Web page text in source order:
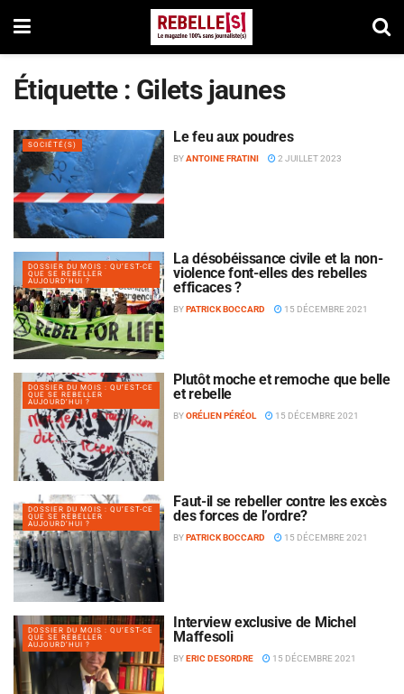
Étiquette : Gilets jaunes
SOCIÉTÉ(S) Le feu aux poudres
BYANTOINE FRATINI 2 JUILLET 2023
DOSSIER DU MOIS : QU’EST-CE
QUE SE REBELLER
AUJOURD’HUI ?
La désobéissance civile et la non-
violence font-elles des rebelles
efficaces ?
BYPATRICK BOCCARD 15 DÉCEMBRE 2021
DOSSIER DU MOIS : QU’EST-CE
QUE SE REBELLER
AUJOURD’HUI ?
Plutôt moche et remoche que belle
et rebelle
BYORÉLIEN PÉRÉOL 15 DÉCEMBRE 2021
DOSSIER DU MOIS : QU’EST-CE
QUE SE REBELLER
AUJOURD’HUI ?
Faut-il se rebeller contre les excès
des forces de l’ordre?
BYPATRICK BOCCARD 15 DÉCEMBRE 2021
DOSSIER DU MOIS : QU’EST-CE
QUE SE REBELLER
AUJOURD’HUI ?
Interview exclusive de Michel
Maffesoli
BYERIC DESORDRE 15 DÉCEMBRE 2021